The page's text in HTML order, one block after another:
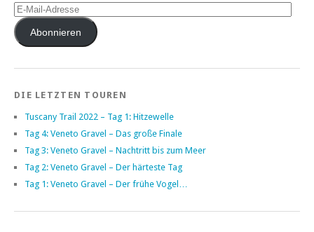
E-
Mail-
AdresseAbonnieren
DIE LETZTEN TOUREN
Tuscany Trail 2022 – Tag 1: Hitzewelle
Tag 4: Veneto Gravel – Das große Finale
Tag 3: Veneto Gravel – Nachtritt bis zum Meer
Tag 2: Veneto Gravel – Der härteste Tag
Tag 1: Veneto Gravel – Der frühe Vogel…